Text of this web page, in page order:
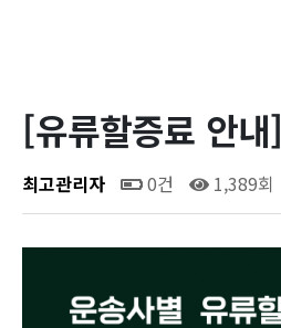
[유류할증료 안
최고관리자 0건 1,389회